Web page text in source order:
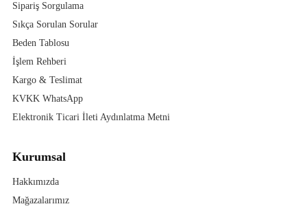
Sipariş Sorgulama
Sıkça Sorulan Sorular
Beden Tablosu
İşlem Rehberi
Kargo & Teslimat
KVKK WhatsApp
Elektronik Ticari İleti Aydınlatma Metni
Kurumsal
Hakkımızda
Mağazalarımız